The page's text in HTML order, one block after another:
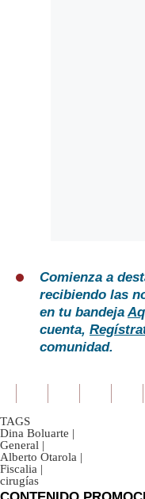
Comienza a
recibiendo las
en tu bandeja
cuenta,
comunidad.
TAGS
Dina Boluarte |
General |
Alberto Otarola |
Fiscalia |
cirugías